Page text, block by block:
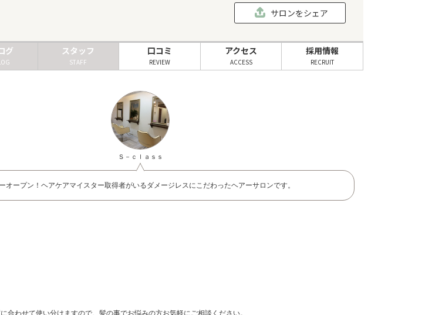
サロンをシェア
グ スタッフ
STAFF
口コミ
REVIEW
アクセス
ACCESS
採用情報
RECRUIT
Ｓ－ｃｌａｓｓ
オープン！ヘアケアマイスター取得者がいるダメージレスにこだわったヘアーサロンです。